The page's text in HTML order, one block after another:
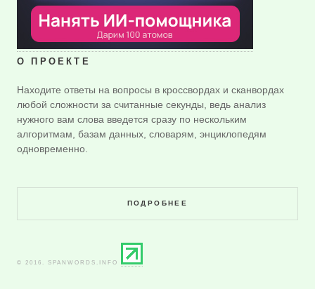
О ПРОЕКТЕ
Находите ответы на вопросы в кроссвордах и сканвордах
любой сложности за считанные секунды, ведь анализ
нужного вам слова введется сразу по нескольким
алгоритмам, базам данных, словарям, энциклопедям
одновременно.
ПОДРОБНЕЕ
© 2016. SPANWORDS.INFO